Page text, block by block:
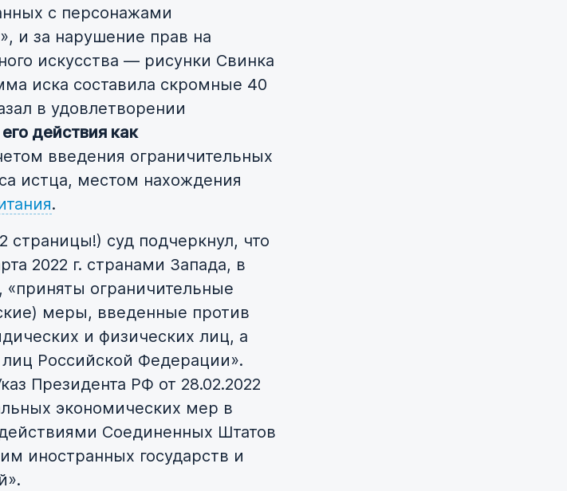
с персонажами
и за нарушение прав на
искусства — рисунки Свинка
иска составила скромные 40
в удовлетворении
действия как
введения ограничительных
истца, местом нахождения
.
суд подчеркнул, что
2022 г. странами Запада, в
ограничительные
меры, введенные против
и физических лиц, а
Российской Федерации».
Президента РФ от 28.02.2022
экономических мер в
Соединенных Штатов
иностранных государств и